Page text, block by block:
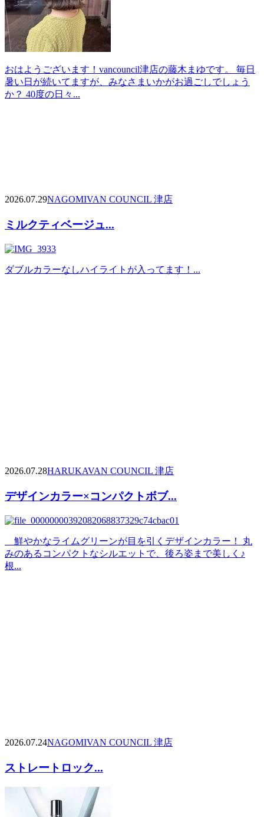
おはようございます！vancouncil津店の藤木まゆです。 毎日
暑い日が続いてますが、みなさまいかがお過ごしでしょう
か？ 40度の日々...
2026.07.29NAGOMIVAN COUNCIL 津店
ミルクティベージュ...
ダブルカラーなしハイライトが入ってます！...
2026.07.28HARUKAVAN COUNCIL 津店
デザインカラー×コンパクトボブ...
鮮やかなライムグリーンが目を引くデザインカラー！ 丸
みのあるコンパクトなシルエットで、後ろ姿まで美しく♪
根...
2026.07.24NAGOMIVAN COUNCIL 津店
ストレートロック...